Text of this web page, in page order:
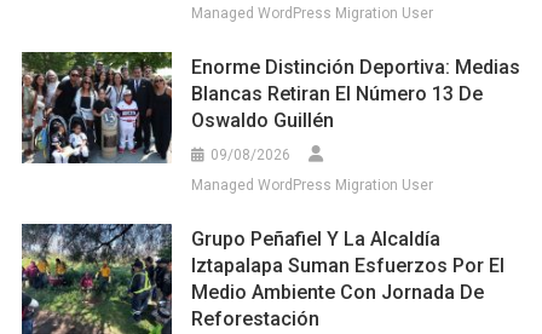
Managed WordPress Migration User
Enorme Distinción Deportiva: Medias
Blancas Retiran El Número 13 De
Oswaldo Guillén
09/08/2026
Managed WordPress Migration User
Grupo Peñafiel Y La Alcaldía
Iztapalapa Suman Esfuerzos Por El
Medio Ambiente Con Jornada De
Reforestación